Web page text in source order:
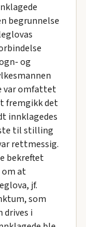
begrunnelse
og
var omfattet
fremgikk det
innklagedes
til stilling
rettmessig.
bekreftet
at
jf.
som
i